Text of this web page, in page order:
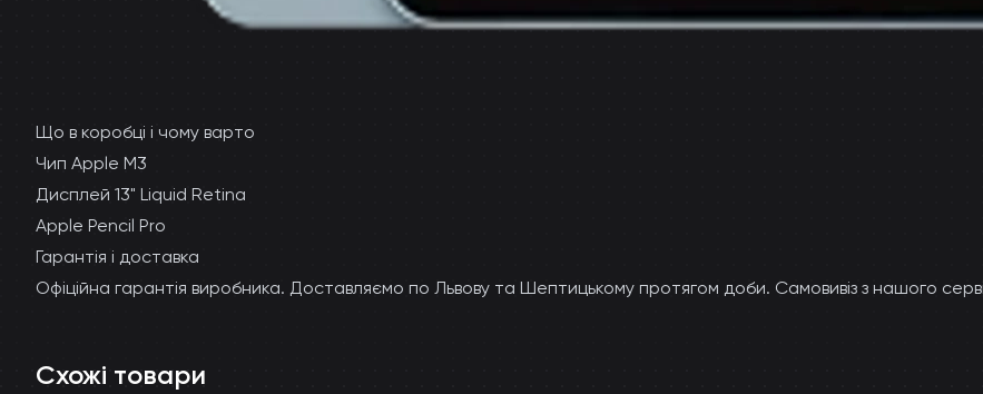
Що в коробці і чому варто
Чип Apple M3
Дисплей 13" Liquid Retina
Apple Pencil Pro
Гарантія і доставка
Офіційна гарантія виробника. Доставляємо по Львову та Шептицькому протягом доби. Самовивіз з нашого
Схожі товари